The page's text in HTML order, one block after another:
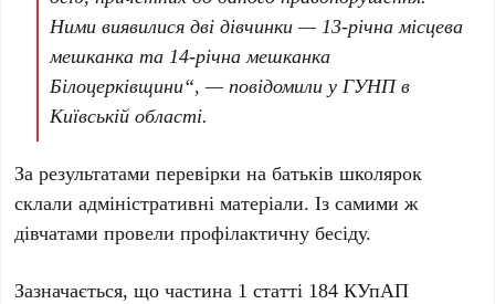
Ними виявилися дві дівчинки — 13-річна місцева
мешканка та 14-річна мешканка
Білоцерківщини“, — повідомили у ГУНП в
Київській області.
За результатами перевірки на батьків школярок
склали адміністративні матеріали. Із самими ж
дівчатами провели профілактичну бесіду.
Зазначається, щочастина 1 статті 184 КУпАП